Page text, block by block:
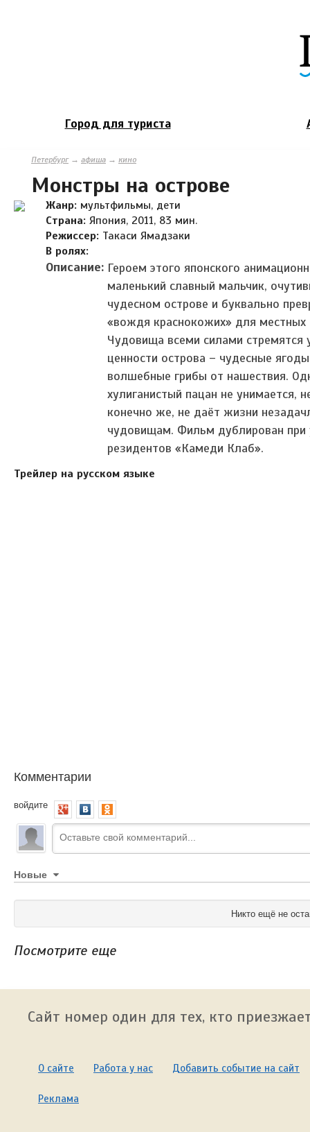
Город для туриста
Петербург→ афиша → кино
Монстры на острове
Жанр: мультфильмы, дети
Страна: Япония, 2011, 83 мин.
Режиссер: Такаси Ямадзаки
В ролях:
Описание: Героем этого японского
маленький славный мальчик,
чудесном острове и буквально
«вождя краснокожих» для
Чудовища всеми силами стремятся
ценности острова – чудесные
волшебные грибы от нашествия.
хулиганистый пацан не унимается,
конечно же, не даёт жизни
чудовищам. Фильм дублирован при
резидентов «Камеди Клаб».
Трейлер на русском языке
Комментарии
войдите
Новые
Никто ещё не
Посмотрите еще
Сайт номер один для тех, кто
О сайте Работа у нас Добавить событие на сайт
Реклама